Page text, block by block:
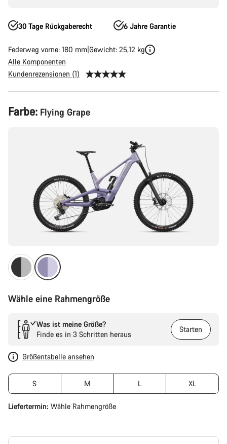
30 Tage Rückgaberecht 6 Jahre Garantie
Federweg vorne: 180 mm Gewicht: 25,12 kg
Alle Komponenten
Kundenrezensionen (1)
Produktkonfiguration
Farbe: Flying Grape
Wähle eine Rahmengröße
Was ist meine Größe?
Finde es in 3 Schritten heraus
Starten
Größentabelle ansehen
S M L XL
Liefertermin: Wähle Rahmengröße